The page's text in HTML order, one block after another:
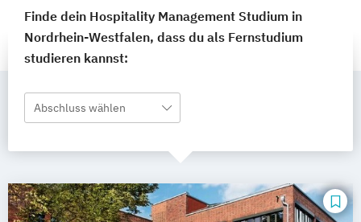
Finde dein Hospitality Management Studium in
Nordrhein-Westfalen, dass du als Fernstudium
studieren kannst:
Abschluss wählen